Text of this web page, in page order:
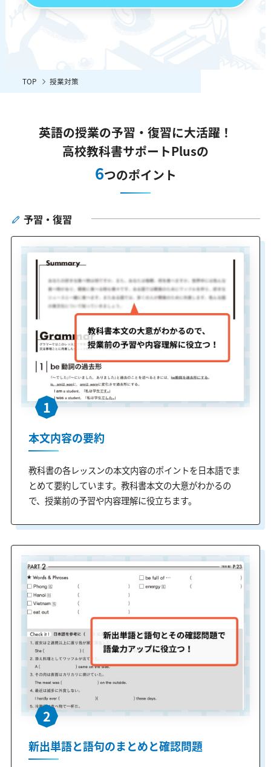
TOP 授業対策
英語の授業の予習・復習に大活躍！
高校教科書サポートPlusの
6つのポイント
予習・復習
1
本文内容の要約
教科書の各レッスンの本文内容のポイントを日本語でま
とめて要約しています。教科書本文の大意がわかるの
で、授業前の予習や内容理解に役立ちます。
2
新出単語と語句のまとめと確認問題